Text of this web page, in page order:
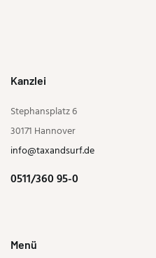
Kanzlei
Stephansplatz 6
30171 Hannover
info@taxandsurf.de
0511/360 95-0
Menü